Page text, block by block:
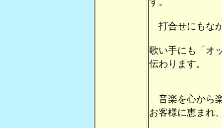
打合せにもな
歌い手にも「オ
伝わります。
音楽を心から
お客様に恵まれ